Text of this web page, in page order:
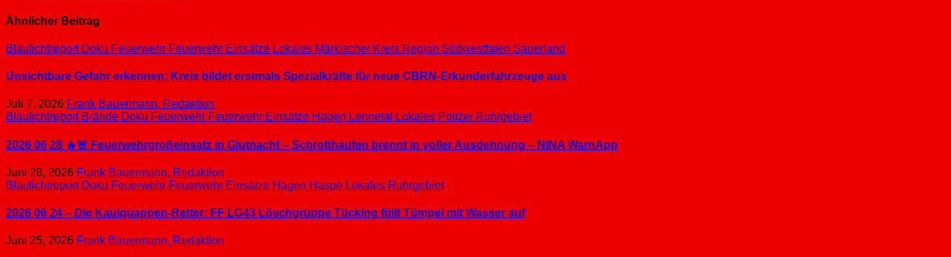
Ähnlicher Beitrag
Blaulichtreport Doku Feuerwehr Feuerwehr Einsätze Lokales Märkischer Kreis Region Südwestfalen Sauerland
Unsichtbare Gefahr erkennen: Kreis bildet erstmals Spezialkräfte für neue CBRN-Erkunderfahrzeuge aus
Juli 7, 2026 Frank Bauermann, Redaktion
Blaulichtreport Brände Doku Feuerwehr Feuerwehr Einsätze Hagen Lennetal Lokales Polizei Ruhrgebiet
2026 06 28 🔥🚨 Feuerwehrgroßeinsatz in Glutnacht – Schrotthaufen brennt in voller Ausdehnung – NINA WarnApp
Juni 28, 2026 Frank Bauermann, Redaktion
Blaulichtreport Doku Feuerwehr Feuerwehr Einsätze Hagen Haspe Lokales Ruhrgebiet
2026 06 24 – Die Kaulquappen-Retter: FF LG43 Löschgruppe Tücking füllt Tümpel mit Wasser auf
Juni 25, 2026 Frank Bauermann, Redaktion